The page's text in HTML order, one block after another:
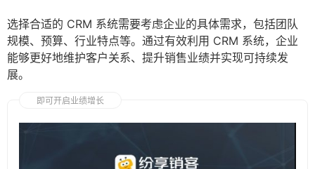
选择合适的 CRM 系统需要考虑企业的具体需求，包括团队
规模、预算、行业特点等。通过有效利用 CRM 系统，企业
能够更好地维护客户关系、提升销售业绩并实现可持续发
展。
即可开启业绩增长